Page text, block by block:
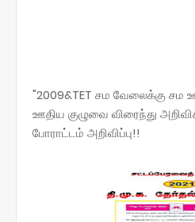
"2009&TET சம வேலைக்கு சம
ஊதிய குழுவை விரைந்து
போராட்டம் அறிவிப்பு!!